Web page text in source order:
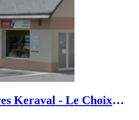
Keraval - Le Choix